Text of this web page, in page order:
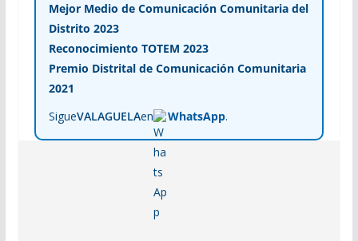
Mejor Medio de Comunicación Comunitaria del
Distrito 2023
Reconocimiento TOTEM 2023
Premio Distrital de Comunicación Comunitaria
2021
SigueVALAGUELAen WhatsApp.